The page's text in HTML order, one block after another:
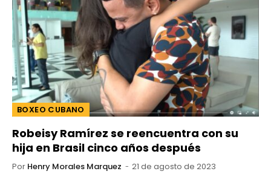
BOXEO CUBANO
Robeisy Ramírez se reencuentra con su
hija en Brasil cinco años después
Por Henry Morales Marquez 21 de agosto de 2023